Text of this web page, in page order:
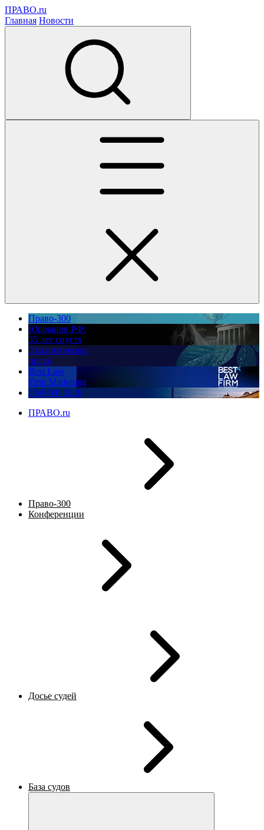
ПРАВО.ru
Главная Новости
Право-300
Юррынок РФ:
35 лет спустя
Экологическое
право
Best Law
Firm Marketing
ПМЮФ 2026
ПРАВО.ru
Право-300
Конференции
Досье судей
База судов